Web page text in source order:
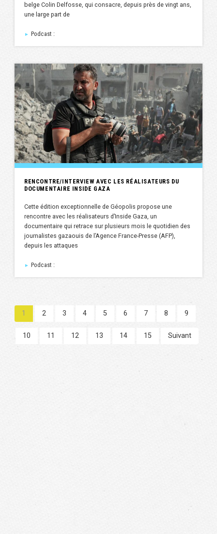
belge Colin Delfosse, qui consacre, depuis près de vingt ans,
une large part de
► Podcast :
RENCONTRE/INTERVIEW AVEC LES RÉALISATEURS DU
DOCUMENTAIRE INSIDE GAZA
Cette édition exceptionnelle de Géopolis propose une
rencontre avec les réalisateurs d’Inside Gaza, un
documentaire qui retrace sur plusieurs mois le quotidien des
journalistes gazaouis de l’Agence France-Presse (AFP),
depuis les attaques
► Podcast :
1 2 3 4 5 6 7 8 9
10 11 12 13 14 15 Suivant